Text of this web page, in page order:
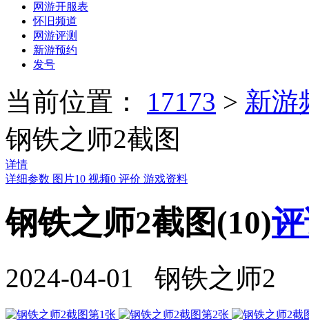
网游开服表
怀旧频道
网游评测
新游预约
发号
当前位置： 17173 > 新游
钢铁之师2截图
详情
详细参数 图片10 视频0 评价 游戏资料
钢铁之师2截图(10)
2024-04-01 钢铁之师2